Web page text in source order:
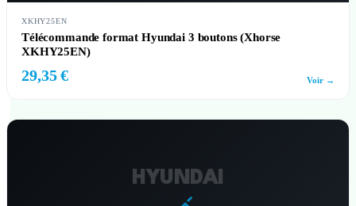
XKHY25EN
Télécommande format Hyundai 3 boutons (Xhorse
XKHY25EN)
29,35 € Voir →
HYUNDAI